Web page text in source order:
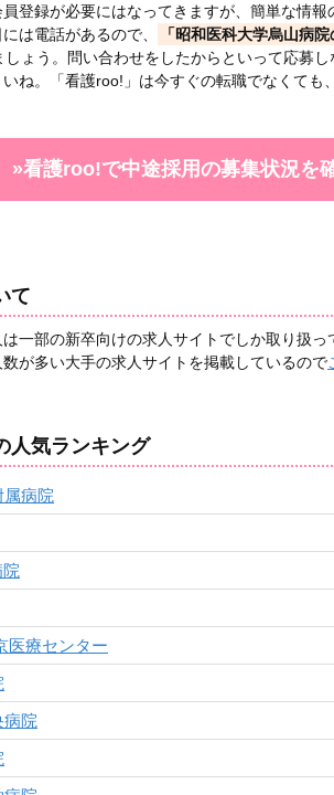
登録が必要にはなってきますが、簡単な情報
は電話があるので、
「昭和医科大学烏山病
しょう。問い合わせをしたからといって応募
ね。「看護roo!」は今すぐの転職でなくても
»看護roo!で中途採用の募集状況を
て
一部の新卒向けの求人サイトでしか取り扱っ
が多い大手の求人サイトを掲載しているので
人気ランキング
病院
医療センター
病院